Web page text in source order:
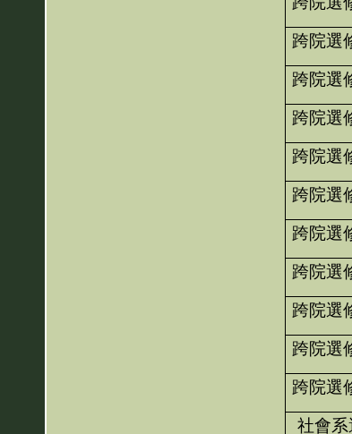
跨院選
跨院選
跨院選
跨院選
跨院選
跨院選
跨院選
跨院選
跨院選
跨院選
社會系